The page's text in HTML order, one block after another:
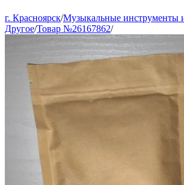
г. Красноярск/Музыкальные инструменты
Другое/Товар №26167862/